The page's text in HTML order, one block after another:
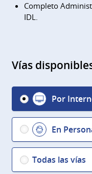
Completo
IDL.
Vías
Por
En
Todas las vías